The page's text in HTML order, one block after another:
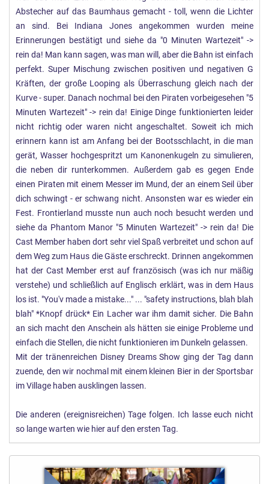
Abstecher auf das Baumhaus gemacht - toll, wenn die Lichter
an sind. Bei Indiana Jones angekommen wurden meine
Erinnerungen bestätigt und siehe da "0 Minuten Wartezeit" ->
rein da! Man kann sagen, was man will, aber die Bahn ist einfach
perfekt. Super Mischung zwischen positiven und negativen G
Kräften, der große Looping als Überraschung gleich nach der
Kurve - super. Danach nochmal bei den Piraten vorbeigesehen "5
Minuten Wartezeit" -> rein da! Einige Dinge funktionierten leider
nicht richtig oder waren nicht angeschaltet. Soweit ich mich
erinnern kann ist am Anfang bei der Bootsschlacht, in die man
gerät, Wasser hochgespritzt um Kanonenkugeln zu simulieren,
die neben dir runterkommen. Außerdem gab es gegen Ende
einen Piraten mit einem Messer im Mund, der an einem Seil über
dich schwingt - er schwang nicht. Ansonsten war es wieder ein
Fest. Frontierland musste nun auch noch besucht werden und
siehe da Phantom Manor "5 Minuten Wartezeit" -> rein da! Die
Cast Member haben dort sehr viel Spaß verbreitet und schon auf
dem Weg zum Haus die Gäste erschreckt. Drinnen angekommen
hat der Cast Member erst auf französisch (was ich nur mäßig
verstehe) und schließlich auf Englisch erklärt, was in dem Haus
los ist. "You'v made a mistake..." ... "safety instructions, blah blah
blah" *Knopf drück* Ein Lacher war ihm damit sicher. Die Bahn
an sich macht den Anschein als hätten sie einige Probleme und
einfach die Stellen, die nicht funktionieren im Dunkeln gelassen.
Mit der tränenreichen Disney Dreams Show ging der Tag dann
zuende, den wir nochmal mit einem kleinen Bier in der Sportsbar
im Village haben ausklingen lassen.
Die anderen (ereignisreichen) Tage folgen. Ich lasse euch nicht
so lange warten wie hier auf den ersten Tag.